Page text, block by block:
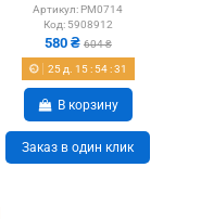
Артикул: PM0714
Код: 5908912
580 ₴ 604 ₴
25д. 15: 54:30
В корзину
Заказ в один клик